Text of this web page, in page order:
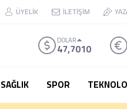
ÜYELİK İLETİŞİM
DOLAR
47,7010
SAĞLIK SPOR